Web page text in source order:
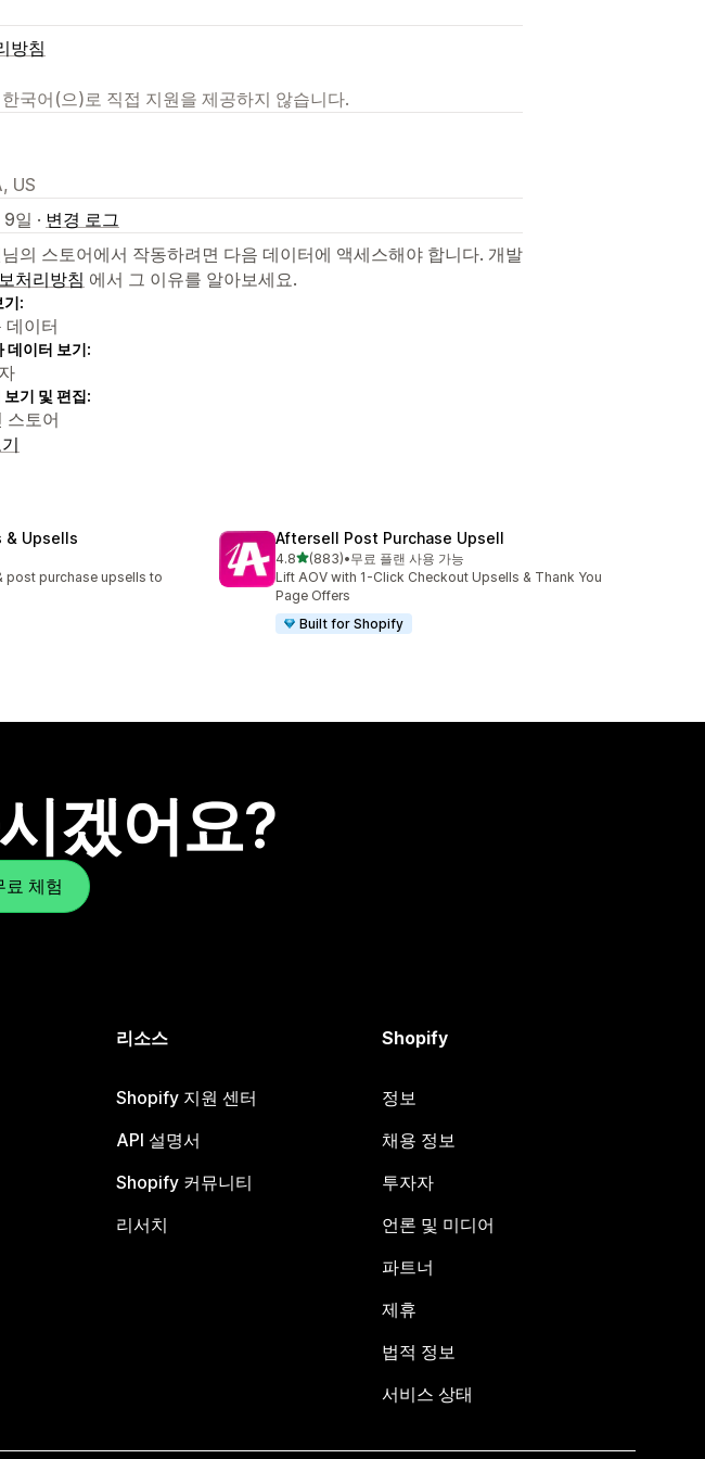
방침
국어(으)로 직접 지원을 제공하지 않습니다.
US
일 · 변경 로그
의 스토어에서 작동하려면 다음 데이터에 액세스해야 합니다. 개발
처리방침 에서 그 이유를 알아보세요.
기:
데이터
데이터 보기:
기 및 편집:
스토어
& Upsells
post purchase upsells to
Aftersell Post Purchase Upsell
4.8별 5개 중
(883)
총 리뷰 883개
•무료 플랜 사용 가능
Lift AOV with 1-Click Checkout Upsells & Thank You
Page Offers
Built for Shopify
겠어요?
체험
리소스
Shopify 지원 센터
API 설명서
Shopify 커뮤니티
리서치
Shopify
정보
채용 정보
투자자
언론 및 미디어
파트너
제휴
법적 정보
서비스 상태